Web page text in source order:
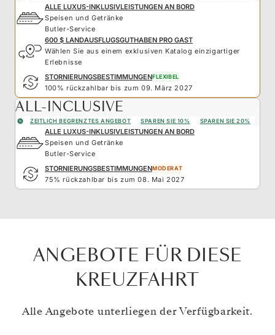
ALLE LUXUS-INKLUSIVLEISTUNGEN AN BORD
Speisen und Getränke
Butler-Service
600 $ LANDAUSFLUGSGUTHABEN PRO GAST
Wählen Sie aus einem exklusiven Katalog einzigartiger
Erlebnisse
STORNIERUNGSBESTIMMUNGENFLEXIBEL
100% rückzahlbar bis zum 09. März 2027
ALL-INCLUSIVE
ZEITLICH BEGRENZTES ANGEBOT SPAREN SIE 10% SPAREN SIE 20%
ALLE LUXUS-INKLUSIVLEISTUNGEN AN BORD
Speisen und Getränke
Butler-Service
STORNIERUNGSBESTIMMUNGENMODERAT
75% rückzahlbar bis zum 08. Mai 2027
ANGEBOTE FÜR DIESE
KREUZFAHRT
Alle Angebote unterliegen der Verfügbarkeit.